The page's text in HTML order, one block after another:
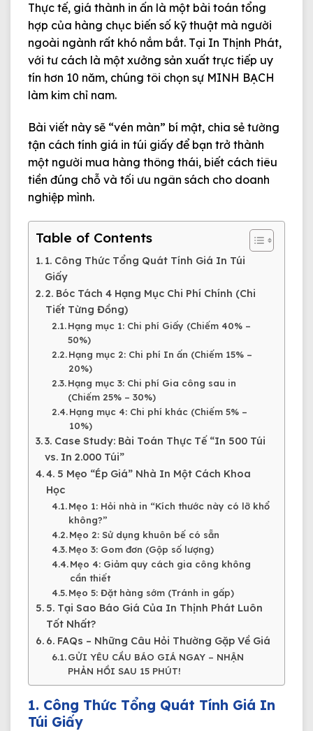
Thực tế, giá thành in ấn là một bài toán tổng
hợp của hàng chục biến số kỹ thuật mà người
ngoài ngành rất khó nắm bắt. Tại In Thịnh Phát,
với tư cách là một xưởng sản xuất trực tiếp uy
tín hơn 10 năm, chúng tôi chọn sự MINH BẠCH
làm kim chỉ nam.
Bài viết này sẽ “vén màn” bí mật, chia sẻ tường
tận cách tính giá in túi giấy để bạn trở thành
một người mua hàng thông thái, biết cách tiêu
tiền đúng chỗ và tối ưu ngân sách cho doanh
nghiệp mình.
Table of Contents
1. Công Thức Tổng Quát Tính Giá In Túi
Giấy
2. Bóc Tách 4 Hạng Mục Chi Phí Chính (Chi
Tiết Từng Đồng)
Hạng mục 1: Chi phí Giấy (Chiếm 40% –
50%)
Hạng mục 2: Chi phí In ấn (Chiếm 15% –
20%)
Hạng mục 3: Chi phí Gia công sau in
(Chiếm 25% – 30%)
Hạng mục 4: Chi phí khác (Chiếm 5% –
10%)
3. Case Study: Bài Toán Thực Tế “In 500 Túi
vs. In 2.000 Túi”
4. 5 Mẹo “Ép Giá” Nhà In Một Cách Khoa
Học
Mẹo 1: Hỏi nhà in “Kích thước này có lỡ khổ
không?”
Mẹo 2: Sử dụng khuôn bế có sẵn
Mẹo 3: Gom đơn (Gộp số lượng)
Mẹo 4: Giảm quy cách gia công không
cần thiết
Mẹo 5: Đặt hàng sớm (Tránh in gấp)
5. Tại Sao Báo Giá Của In Thịnh Phát Luôn
Tốt Nhất?
6. FAQs – Những Câu Hỏi Thường Gặp Về Giá
GỬI YÊU CẦU BÁO GIÁ NGAY – NHẬN
PHẢN HỒI SAU 15 PHÚT!
1. Công Thức Tổng Quát Tính Giá In
Túi Giấy